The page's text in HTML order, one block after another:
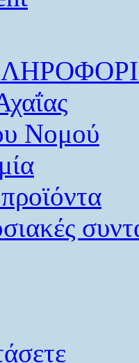
Νομού